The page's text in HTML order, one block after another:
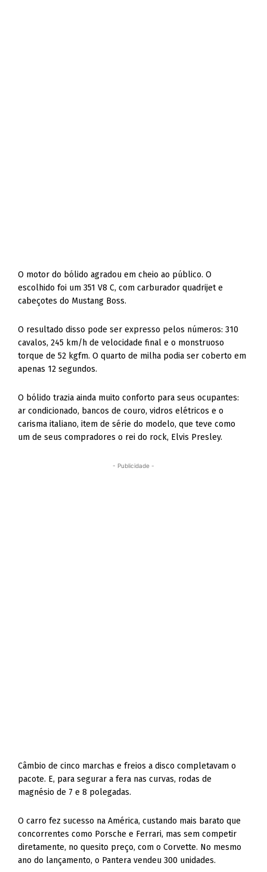
O motor do bólido agradou em cheio ao público. O
escolhido foi um 351 V8 C, com carburador quadrijet e
cabeçotes do Mustang Boss.
O resultado disso pode ser expresso pelos números: 310
cavalos, 245 km/h de velocidade final e o monstruoso
torque de 52 kgfm. O quarto de milha podia ser coberto em
apenas 12 segundos.
O bólido trazia ainda muito conforto para seus ocupantes:
ar condicionado, bancos de couro, vidros elétricos e o
carisma italiano, item de série do modelo, que teve como
um de seus compradores o rei do rock, Elvis Presley.
- Publicidade -
Câmbio de cinco marchas e freios a disco completavam o
pacote. E, para segurar a fera nas curvas, rodas de
magnésio de 7 e 8 polegadas.
O carro fez sucesso na América, custando mais barato que
concorrentes como Porsche e Ferrari, mas sem competir
diretamente, no quesito preço, com o Corvette. No mesmo
ano do lançamento, o Pantera vendeu 300 unidades.